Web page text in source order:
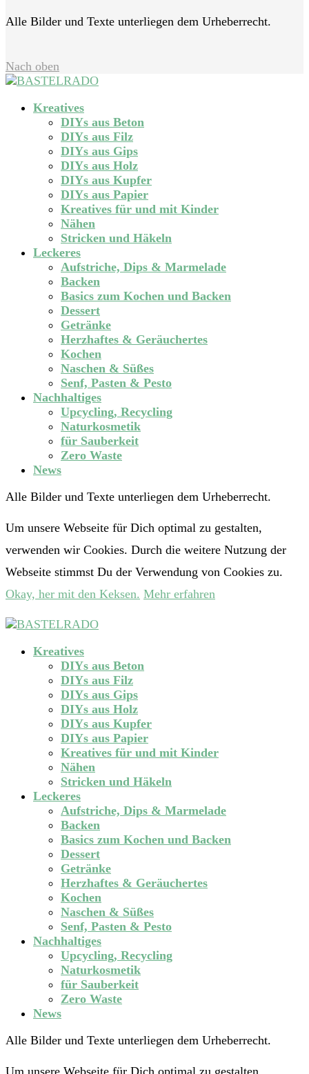
Alle Bilder und Texte unterliegen dem Urheberrecht.
Nach oben
Kreatives
DIYs aus Beton
DIYs aus Filz
DIYs aus Gips
DIYs aus Holz
DIYs aus Kupfer
DIYs aus Papier
Kreatives für und mit Kinder
Nähen
Stricken und Häkeln
Leckeres
Aufstriche, Dips & Marmelade
Backen
Basics zum Kochen und Backen
Dessert
Getränke
Herzhaftes & Geräuchertes
Kochen
Naschen & Süßes
Senf, Pasten & Pesto
Nachhaltiges
Upcycling, Recycling
Naturkosmetik
für Sauberkeit
Zero Waste
News
Alle Bilder und Texte unterliegen dem Urheberrecht.
Um unsere Webseite für Dich optimal zu gestalten,
verwenden wir Cookies. Durch die weitere Nutzung der
Webseite stimmst Du der Verwendung von Cookies zu.
Okay, her mit den Keksen. Mehr erfahren
Kreatives
DIYs aus Beton
DIYs aus Filz
DIYs aus Gips
DIYs aus Holz
DIYs aus Kupfer
DIYs aus Papier
Kreatives für und mit Kinder
Nähen
Stricken und Häkeln
Leckeres
Aufstriche, Dips & Marmelade
Backen
Basics zum Kochen und Backen
Dessert
Getränke
Herzhaftes & Geräuchertes
Kochen
Naschen & Süßes
Senf, Pasten & Pesto
Nachhaltiges
Upcycling, Recycling
Naturkosmetik
für Sauberkeit
Zero Waste
News
Alle Bilder und Texte unterliegen dem Urheberrecht.